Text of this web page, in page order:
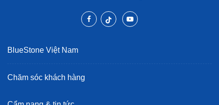
BlueStone Việt Nam
Chăm sóc khách hàng